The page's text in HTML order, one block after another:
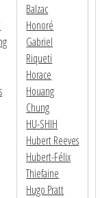
Balzac
Honoré
Gabriel
Riqueti
Horace
Houang
Chung
HU-SHIH
Hubert Reeves
Hubert-Félix
Thiefaine
Hugo Pratt